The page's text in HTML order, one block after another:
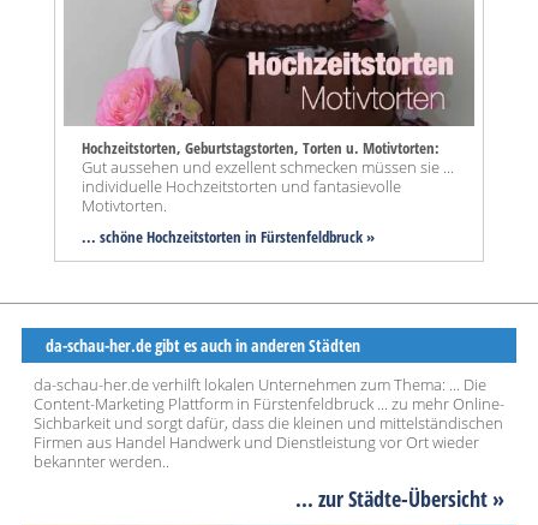
Hochzeitstorten, Geburtstagstorten, Torten u. Motivtorten:
Gut aussehen und exzellent schmecken müssen sie ...
individuelle Hochzeitstorten und fantasievolle
Motivtorten.
... schöne Hochzeitstorten in Fürstenfeldbruck »
da-schau-her.de gibt es auch in anderen Städten
da-schau-her.de verhilft lokalen Unternehmen zum Thema: ... Die
Content-Marketing Plattform in Fürstenfeldbruck ... zu mehr Online-
Sichbarkeit und sorgt dafür, dass die kleinen und mittelständischen
Firmen aus Handel Handwerk und Dienstleistung vor Ort wieder
bekannter werden..
... zur Städte-Übersicht »